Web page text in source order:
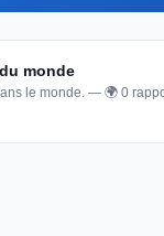
monde
le monde. — 🌍 0